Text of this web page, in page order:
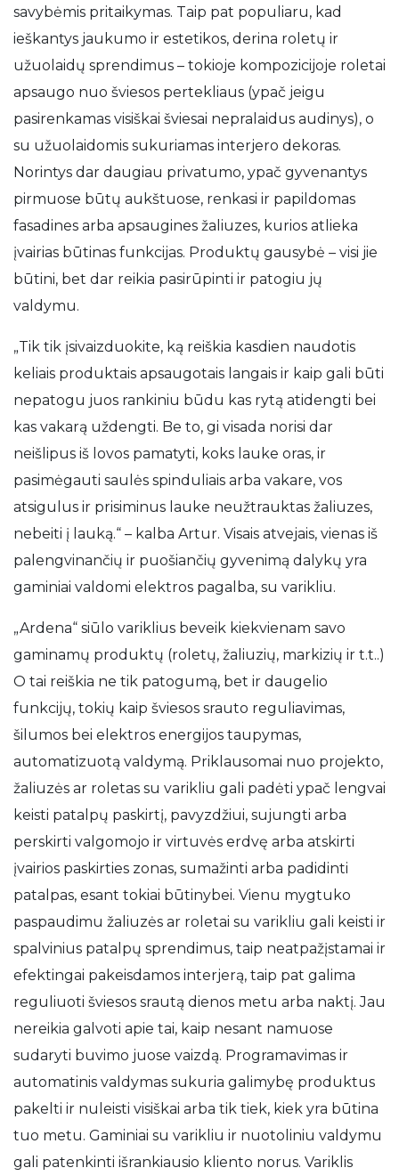
savybėmis pritaikymas. Taip pat populiaru, kad
ieškantys jaukumo ir estetikos, derina roletų ir
užuolaidų sprendimus – tokioje kompozicijoje roletai
apsaugo nuo šviesos pertekliaus (ypač jeigu
pasirenkamas visiškai šviesai nepralaidus audinys), o
su užuolaidomis sukuriamas interjero dekoras.
Norintys dar daugiau privatumo, ypač gyvenantys
pirmuose būtų aukštuose, renkasi ir papildomas
fasadines arba apsaugines žaliuzes, kurios atlieka
įvairias būtinas funkcijas. Produktų gausybė – visi jie
būtini, bet dar reikia pasirūpinti ir patogiu jų
valdymu.
„Tik tik įsivaizduokite, ką reiškia kasdien naudotis
keliais produktais apsaugotais langais ir kaip gali būti
nepatogu juos rankiniu būdu kas rytą atidengti bei
kas vakarą uždengti. Be to, gi visada norisi dar
neišlipus iš lovos pamatyti, koks lauke oras, ir
pasimėgauti saulės spinduliais arba vakare, vos
atsigulus ir prisiminus lauke neužtrauktas žaliuzes,
nebeiti į lauką.“ – kalba Artur. Visais atvejais, vienas iš
palengvinančių ir puošiančių gyvenimą dalykų yra
gaminiai valdomi elektros pagalba, su varikliu.
„Ardena“ siūlo variklius beveik kiekvienam savo
gaminamų produktų (roletų, žaliuzių, markizių ir t.t..)
O tai reiškia ne tik patogumą, bet ir daugelio
funkcijų, tokių kaip šviesos srauto reguliavimas,
šilumos bei elektros energijos taupymas,
automatizuotą valdymą. Priklausomai nuo projekto,
žaliuzės ar roletas su varikliu gali padėti ypač lengvai
keisti patalpų paskirtį, pavyzdžiui, sujungti arba
perskirti valgomojo ir virtuvės erdvę arba atskirti
įvairios paskirties zonas, sumažinti arba padidinti
patalpas, esant tokiai būtinybei. Vienu mygtuko
paspaudimu žaliuzės ar roletai su varikliu gali keisti ir
spalvinius patalpų sprendimus, taip neatpažįstamai ir
efektingai pakeisdamos interjerą, taip pat galima
reguliuoti šviesos srautą dienos metu arba naktį. Jau
nereikia galvoti apie tai, kaip nesant namuose
sudaryti buvimo juose vaizdą. Programavimas ir
automatinis valdymas sukuria galimybę produktus
pakelti ir nuleisti visiškai arba tik tiek, kiek yra būtina
tuo metu. Gaminiai su varikliu ir nuotoliniu valdymu
gali patenkinti išrankiausio kliento norus. Variklis